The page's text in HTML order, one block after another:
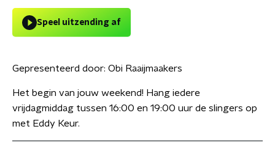
Speel uitzending af
Gepresenteerd door: Obi Raaijmaakers
Het begin van jouw weekend! Hang iedere
vrijdagmiddag tussen 16:00 en 19:00 uur de slingers op
met Eddy Keur.